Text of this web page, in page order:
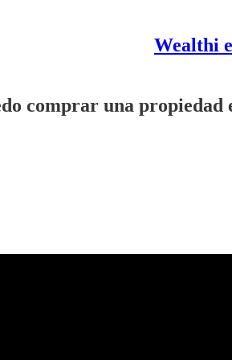
Wealthi
comprar una propiedad